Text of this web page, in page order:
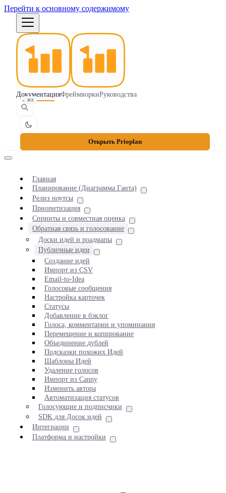
Перейти к основному содержимому
ДокументацияФреймворкиРуководства
⌘K
Открыть Prioplan
Главная
Планирование (Диаграмма Ганта)
Релиз ноутсы
Приоритизация
Спринты и совместная оценка
Обратная связь и голосование
Доски идей и роадмапы
Публичные идеи
Создание идей
Импорт из CSV
Email-to-Idea
Голосовые сообщения
Настройка карточек
Статусы
Добавление в бэклог
Голоса, комментарии и упоминания
Перемещение и копирование
Объединение дублей
Подсказки похожих Идей
Шаблоны Идей
Удаление голосов
Импорт из Canny
Изменить автора
Автоматизация статусов
Голосующие и подписчики
SDK для Досок идей
Интеграции
Платформа и настройки